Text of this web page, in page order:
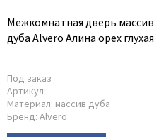
Межкомнатная дверь массив
дуба Alvero Алина орех глухая
Под заказ
Артикул:
Материал: массив дуба
Бренд: Alvero